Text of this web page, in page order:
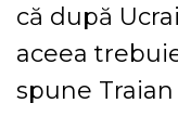
că după
aceea
spune Traian